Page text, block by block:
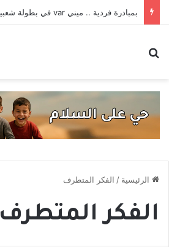
الرئيسية / الفكر المتطرف
الفكر المتطرف